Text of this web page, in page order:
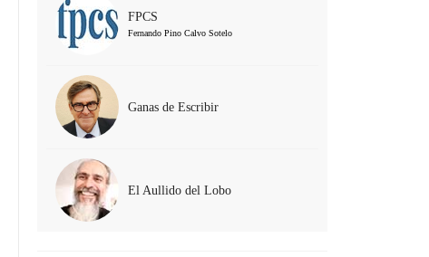
FPCS
Fernando Pino Calvo Sotelo
Ganas de Escribir
El Aullido del Lobo